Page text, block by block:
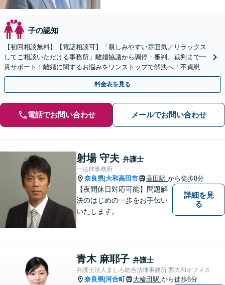
子の認知
【初回相談無料】【電話相談可】「親しみやすい雰囲気／リラックス
してご相談いただける事務所」離婚協議から調停・審判、裁判まで一
貫サポート！離婚に関するお悩みをワンストップで解決へ「不貞慰謝
料請求など金銭トラブルも相談可」【休日・夜間相談可】
料金表を見る
電話でお問い合わせ メールでお問い合わせ
射場 守夫 弁護士
一法律事務所
奈良県|大和高田市 高田駅 から徒歩8分
【夜間休日対応可能】問題解
決のはじめの一歩をお手伝い
いたします。
詳細を見
る
青木 麻耶子 弁護士
弁護士法人ましろ総合法律事務所 西大和オフィス
奈良県|河合町 大輪田駅 から徒歩6分